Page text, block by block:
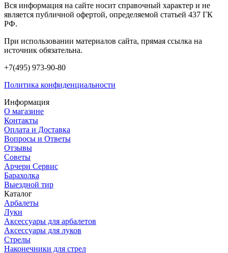
Вся информация на сайте носит справочный характер и не
является публичной офертой, определяемой статьей 437 ГК
РФ.
При использовании материалов сайта, прямая ссылка на
источник обязательна.
+7(495) 973-90-80
Политика конфиденциальности
Информация
О магазине
Контакты
Оплата и Доставка
Вопросы и Ответы
Отзывы
Советы
Арчери Сервис
Барахолка
Выездной тир
Каталог
Арбалеты
Луки
Аксессуары для арбалетов
Аксессуары для луков
Стрелы
Наконечники для стрел